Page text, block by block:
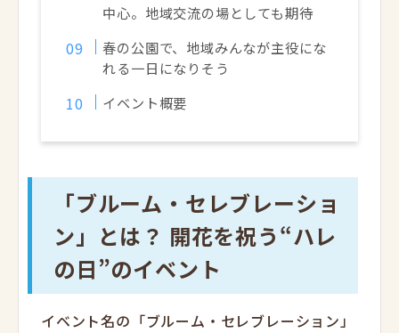
中心。地域交流の場としても期待
春の公園で、地域みんなが主役にな
れる一日になりそう
イベント概要
「ブルーム・セレブレーショ
ン」とは？ 開花を祝う“ハレ
の日”のイベント
イベント名の「ブルーム・セレブレーション」